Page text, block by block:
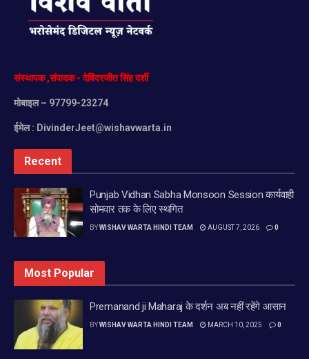
संस्थापक,संपादक-देविंदरजीतसिंहदर्शी
मोबाइल– 97799-23274
ईमेल : DivinderJeet@wishavwarta.in
Recent
Punjab Vidhan Sabha Monsoon Session कार्यवाही
सोमवार तक के लिए स्थगित
BYWISHAV WARTA HINDI TEAM AUGUST 7, 2026 0
Most Popular
Premanand ji Maharaj के दर्शन अब नहीं रहेंगे आसान
BYWISHAV WARTA HINDI TEAM MARCH 10, 2025 0